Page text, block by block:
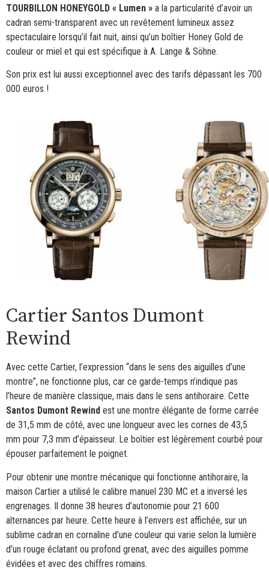
TOURBILLON HONEYGOLD « Lumen » a la particularité d’avoir un
cadran semi-transparent avec un revêtement lumineux assez
spectaculaire lorsqu’il fait nuit, ainsi qu’un boîtier Honey Gold de
couleur or miel et qui est spécifique à A. Lange & Söhne.
Son prix est lui aussi exceptionnel avec des tarifs dépassant les 700
000 euros !
Cartier Santos Dumont
Rewind
Avec cette Cartier, l’expression “dans le sens des aiguilles d’une
montre”, ne fonctionne plus, car ce garde-temps n’indique pas
l’heure de manière classique, mais dans le sens antihoraire. Cette
Santos Dumont Rewind est une montre élégante de forme carrée
de 31,5 mm de côté, avec une longueur avec les cornes de 43,5
mm pour 7,3 mm d’épaisseur. Le boîtier est légèrement courbé pour
épouser parfaitement le poignet.
Pour obtenir une montre mécanique qui fonctionne antihoraire, la
maison Cartier a utilisé le calibre manuel 230 MC et a inversé les
engrenages. Il donne 38 heures d’autonomie pour 21 600
alternances par heure. Cette heure à l’envers est affichée, sur un
sublime cadran en cornaline d’une couleur qui varie selon la lumière
d’un rouge éclatant ou profond grenat, avec des aiguilles pomme
évidées et avec des chiffres romains.